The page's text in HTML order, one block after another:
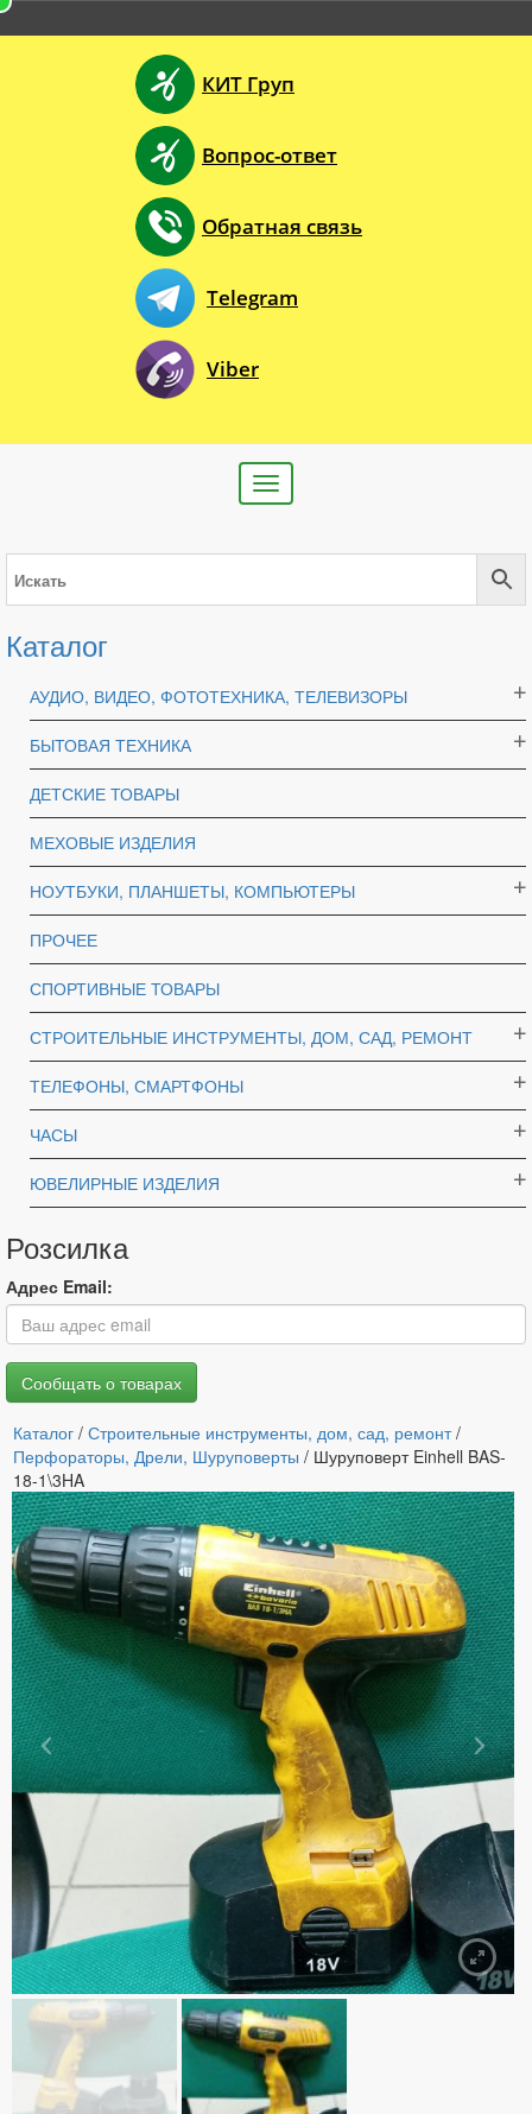
КИТ Груп
Вопрос-ответ
Обратная связь
Telegram
Viber
Toggle
navigation
Каталог
АУДИО, ВИДЕО, ФОТОТЕХНИКА, ТЕЛЕВИЗОРЫ
БЫТОВАЯ ТЕХНИКА
ДЕТСКИЕ ТОВАРЫ
МЕХОВЫЕ ИЗДЕЛИЯ
НОУТБУКИ, ПЛАНШЕТЫ, КОМПЬЮТЕРЫ
ПРОЧЕЕ
СПОРТИВНЫЕ ТОВАРЫ
СТРОИТЕЛЬНЫЕ ИНСТРУМЕНТЫ, ДОМ, САД, РЕМОНТ
ТЕЛЕФОНЫ, СМАРТФОНЫ
ЧАСЫ
ЮВЕЛИРНЫЕ ИЗДЕЛИЯ
Розсилка
Адрес Email:
Каталог / Строительные инструменты, дом, сад, ремонт/
Перфораторы, Дрели, Шуруповерты / Шуруповерт Einhell BAS-
18-1\3HA